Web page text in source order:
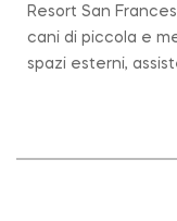
Resort San
cani di piccola e
spazi esterni,